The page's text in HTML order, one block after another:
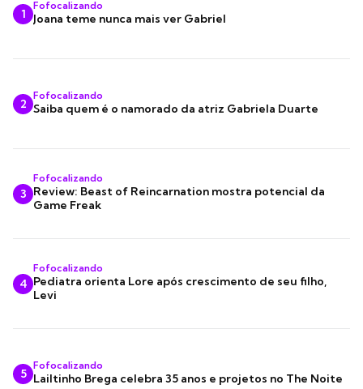
1
Fofocalizando
Joana teme nunca mais ver Gabriel
2
Fofocalizando
Saiba quem é o namorado da atriz Gabriela Duarte
3
Fofocalizando
Review: Beast of Reincarnation mostra potencial da
Game Freak
4
Fofocalizando
Pediatra orienta Lore após crescimento de seu filho,
Levi
5
Fofocalizando
Lailtinho Brega celebra 35 anos e projetos no The Noite